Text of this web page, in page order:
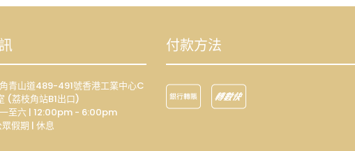
青山道489-491號香港工業中心C
(荔枝角站B1出口)
至六 | 12:00pm - 6:00pm
假期 | 休息
付款方法